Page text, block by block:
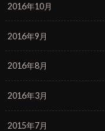
2016年10月
2016年9月
2016年8月
2016年3月
2015年7月